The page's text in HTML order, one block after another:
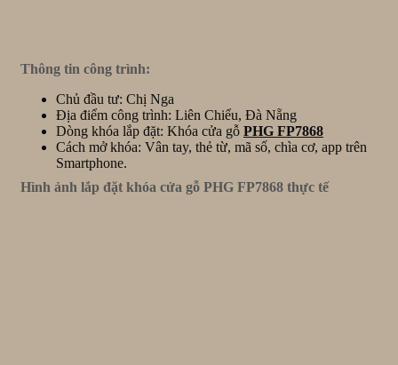
Thông tin công trình:
Chủ đầu tư: Chị Nga
Địa điểm công trình: Liên Chiểu, Đà Nẵng
Dòng khóa lắp đặt: Khóa cửa gỗ PHG FP7868
Cách mở khóa: Vân tay, thẻ từ, mã số, chìa cơ, app trên
Smartphone.
Hình ảnh lắp đặt khóa cửa gỗ PHG FP7868 thực tế